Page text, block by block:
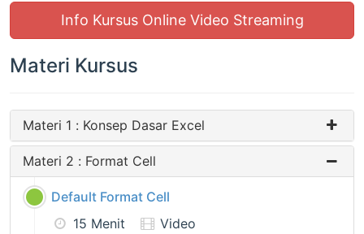
Info Kursus Online Video Streaming
Materi Kursus
Materi 1 : Konsep Dasar Excel
Materi 2 : Format Cell
Default Format Cell
15 Menit
Video